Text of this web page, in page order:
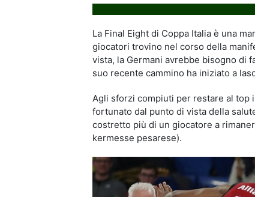
La Final Eight di Coppa Italia è una
giocatori trovino nel corso della
vista, la Germani avrebbe bisogno di
suo recente cammino ha iniziato a
Agli sforzi compiuti per restare al top
fortunato dal punto di vista della
costretto più di un giocatore a
kermesse pesarese).